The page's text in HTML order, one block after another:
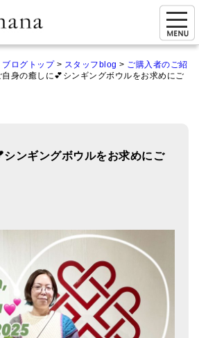
ブログトップ> スタッフblog > ご購入者のご紹
自身の癒しに💕シンギングボウルをお求めにご
シンギングボウルをお求めにご